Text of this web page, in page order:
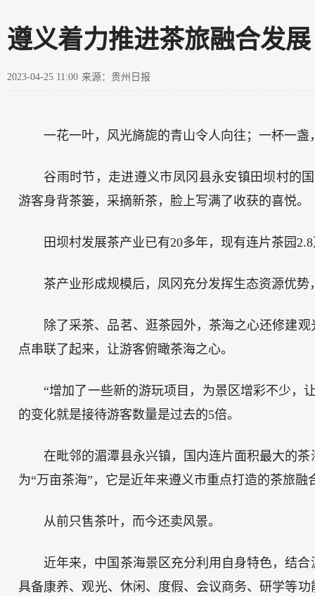
遵义着力推进茶旅融合发
2023-04-25 11:00 来源：贵州日报
一花一叶，风光旖旎的青山令人向往；一杯一
谷雨时节，走进遵义市凤冈县永安镇田坝村的
游客身背茶篓，采摘新茶，脸上写满了收获的喜悦。
田坝村发展茶产业已有20多年，现有连片茶园
茶产业形成规模后，凤冈充分发挥生态资源优
除了采茶、品茗、逛茶园外，茶海之心还修建
点串联了起来，让游客俯瞰茶海之心。
“增加了一些新的游玩项目，为景区增彩不少，
的变化就是接待游客数量是过去的5倍。
在毗邻的湄潭县永兴镇，国内连片面积最大的
为“万亩茶海”，它是近年来遵义市重点打造的茶旅融
从前只售茶叶，而今还卖风景。
近年来，中国茶海景区充分利用自身特色，结
具备康养、观光、休闲、度假、会议商务、研学等